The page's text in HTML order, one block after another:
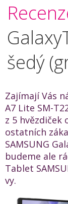
šedý
Zajímají Vás
A7 Lite SM-
z 5 hvězdiček
ostatních
SAMSUNG
budeme ale
Tablet
vy.